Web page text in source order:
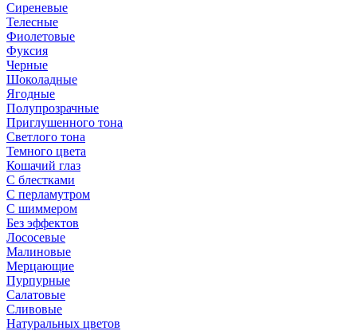
Сиреневые
Телесные
Фиолетовые
Фуксия
Черные
Шоколадные
Ягодные
Полупрозрачные
Приглушенного тона
Светлого тона
Темного цвета
Кошачий глаз
С блестками
С перламутром
С шиммером
Без эффектов
Лососевые
Малиновые
Мерцающие
Пурпурные
Салатовые
Сливовые
Натуральных цветов